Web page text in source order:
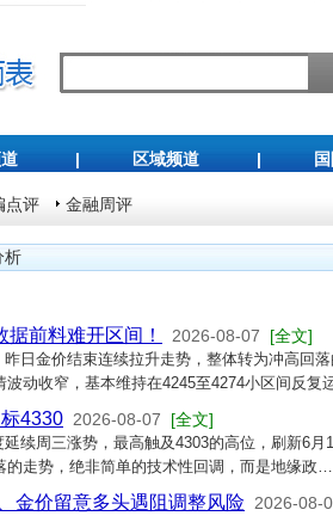
| 区域频道 |
点评 金融周评
析
前料难开区间！ 2026-08-07 [全文]
日金价结束连续拉升走势，整体转为冲高回
动收窄，基本维持在4245至4274小区间反复
4330 2026-08-07 [全文]
续周三涨势，最高触及4303的高位，刷新6月
的走势，绝非简单的技术性回调，而是地缘政…
金价留意多头遇阻调整风险 2026-08-